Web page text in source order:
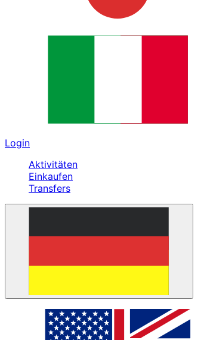
Login
Aktivitäten
Einkaufen
Transfers